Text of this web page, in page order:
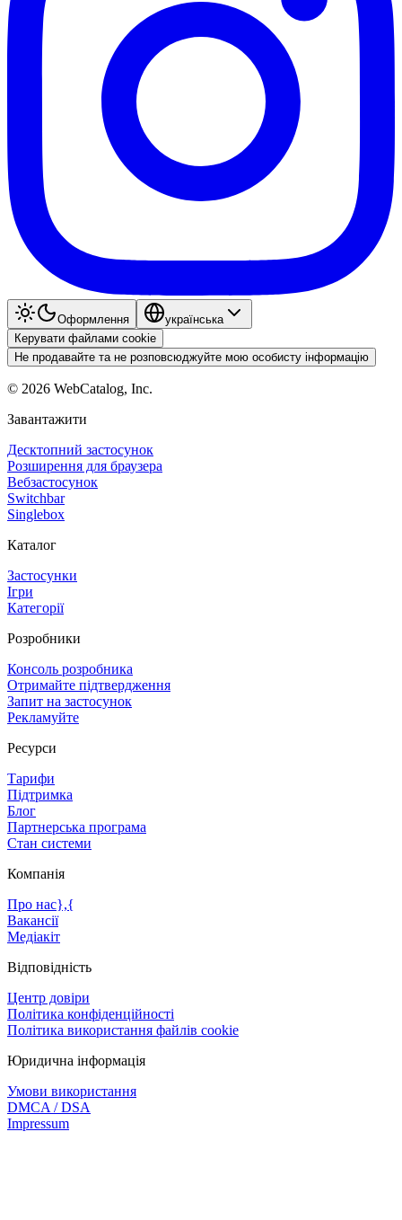
Оформлення
українська
Керувати файлами cookie
Не продавайте та не розповсюджуйте мою особисту інформацію
© 2026 WebCatalog, Inc.
Завантажити
Десктопний застосунок
Розширення для браузера
Вебзастосунок
Switchbar
Singlebox
Каталог
Застосунки
Ігри
Категорії
Розробники
Консоль розробника
Отримайте підтвердження
Запит на застосунок
Рекламуйте
Ресурси
Тарифи
Підтримка
Блог
Партнерська програма
Стан системи
Компанія
Про нас},{
Вакансії
Медіакіт
Відповідність
Центр довіри
Політика конфіденційності
Політика використання файлів cookie
Юридична інформація
Умови використання
DMCA / DSA
Impressum